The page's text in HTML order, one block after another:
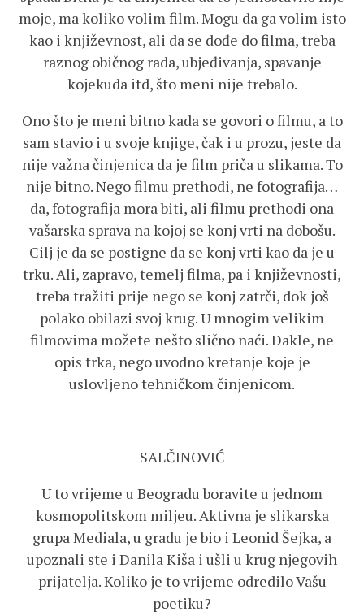
moje, ma koliko volim film. Mogu da ga volim isto
kao i književnost, ali da se dođe do filma, treba
raznog običnog rada, ubjeđivanja, spavanje
kojekuda itd, što meni nije trebalo.
Ono što je meni bitno kada se govori o filmu, a to
sam stavio i u svoje knjige, čak i u prozu, jeste da
nije važna činjenica da je film priča u slikama. To
nije bitno. Nego filmu prethodi, ne fotografija…
da, fotografija mora biti, ali filmu prethodi ona
vašarska sprava na kojoj se konj vrti na dobošu.
Cilj je da se postigne da se konj vrti kao da je u
trku. Ali, zapravo, temelj filma, pa i književnosti,
treba tražiti prije nego se konj zatrči, dok još
polako obilazi svoj krug. U mnogim velikim
filmovima možete nešto slično naći. Dakle, ne
opis trka, nego uvodno kretanje koje je
uslovljeno tehničkom činjenicom.
SALČINOVIĆ
U to vrijeme u Beogradu boravite u jednom
kosmopolitskom miljeu. Aktivna je slikarska
grupa Mediala, u gradu je bio i Leonid Šejka, a
upoznali ste i Danila Kiša i ušli u krug njegovih
prijatelja. Koliko je to vrijeme odredilo Vašu
poetiku?